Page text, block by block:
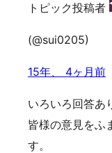
トピック投稿者
(@sui0205)
15年、 4ヶ月前
いろいろ回答あ
皆様の意見をふ
す。